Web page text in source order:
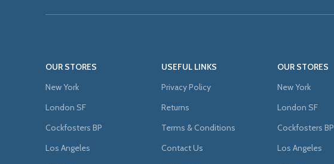
OUR STORES
New York
London SF
Cockfosters BP
Los Angeles
USEFUL LINKS
Privacy Policy
Returns
Terms & Conditions
Contact Us
OUR STORES
New York
London SF
Cockfosters BP
Los Angeles